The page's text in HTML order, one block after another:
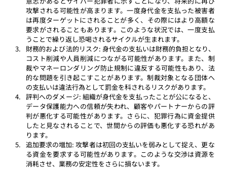
攻撃される可能性が高まります。一度身代金を支払った被害者
は再度ターゲットにされることが多く、その際にはより高額な
要求がされることもあります。このような状況では、一度支払
うことで繰り返し恐喝されるサイクルが生まれます。
財務的および法的リスク: 身代金の支払いは財務的負担となり、
コスト削減や人員削減につながる可能性があります。また、制
裁やマネーロンダリング防止規制に違反する可能性もあり、法
的な問題を引き起こすことがあります。制裁対象となる団体へ
の支払いは違法行為として罰金を科されるリスクがあります。
評判へのダメージ: 組織が身代金を支払ったことが公になると、
データ保護能力への信頼が失われ、顧客やパートナーからの評
判が悪化する可能性があります。さらに、犯罪行為に資金提供
したと見なされることで、世間からの評価も悪化する恐れがあ
ります。
追加要求の増加: 攻撃者は初回の支払いを弱みとして捉え、更な
る資金を要求する可能性があります。このような交渉は資源を
消耗させ、業務の安定性をさらに損ないます。